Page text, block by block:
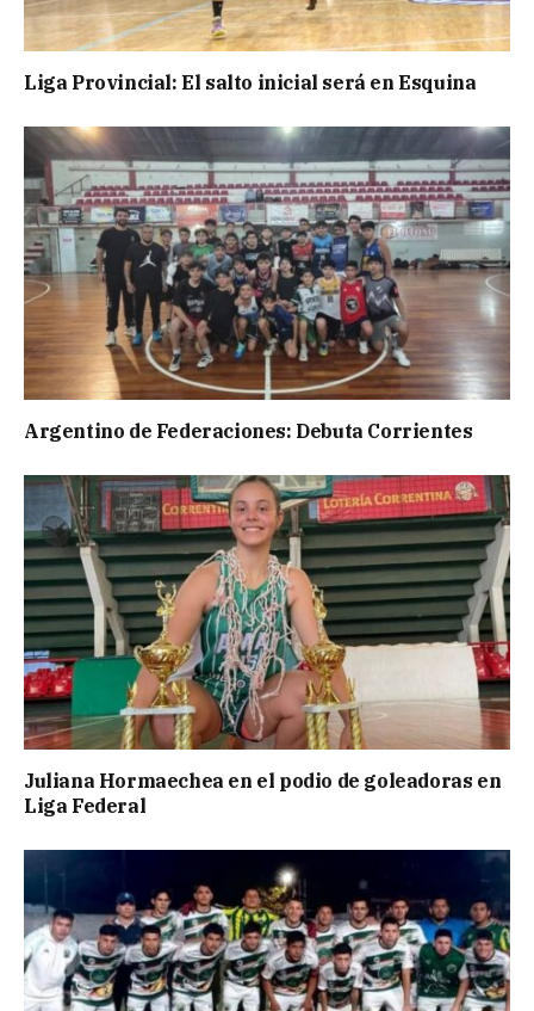
Liga Provincial: El salto inicial será en Esquina
Argentino de Federaciones: Debuta Corrientes
Juliana Hormaechea en el podio de goleadoras en
Liga Federal